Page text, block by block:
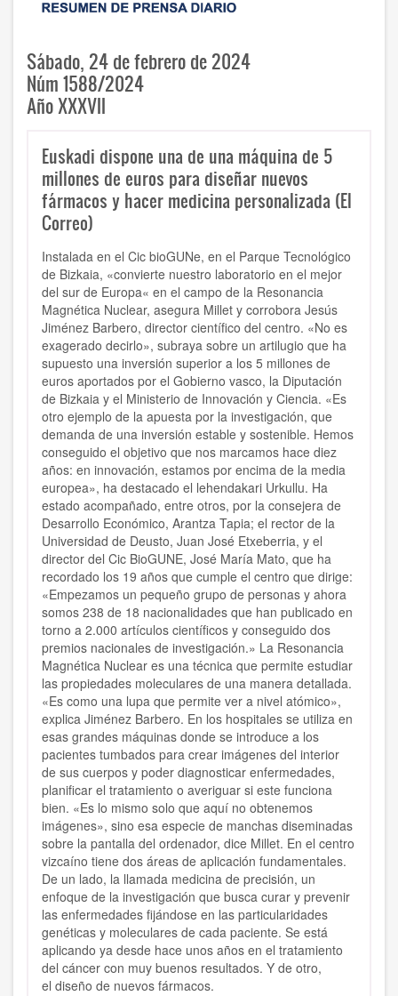
Sábado, 24 de febrero de 2024
Núm 1588/2024
Año XXXVII
Euskadi dispone una de una máquina de 5
millones de euros para diseñar nuevos
fármacos y hacer medicina personalizada (El
Correo)
Instalada en el Cic bioGUNe, en el Parque Tecnológico
de Bizkaia, «convierte nuestro laboratorio en el mejor
del sur de Europa« en el campo de la Resonancia
Magnética Nuclear, asegura Millet y corrobora Jesús
Jiménez Barbero, director científico del centro. «No es
exagerado decirlo», subraya sobre un artilugio que ha
supuesto una inversión superior a los 5 millones de
euros aportados por el Gobierno vasco, la Diputación
de Bizkaia y el Ministerio de Innovación y Ciencia. «Es
otro ejemplo de la apuesta por la investigación, que
demanda de una inversión estable y sostenible. Hemos
conseguido el objetivo que nos marcamos hace diez
años: en innovación, estamos por encima de la media
europea», ha destacado el lehendakari Urkullu. Ha
estado acompañado, entre otros, por la consejera de
Desarrollo Económico, Arantza Tapia; el rector de la
Universidad de Deusto, Juan José Etxeberria, y el
director del Cic BioGUNE, José María Mato, que ha
recordado los 19 años que cumple el centro que dirige:
«Empezamos un pequeño grupo de personas y ahora
somos 238 de 18 nacionalidades que han publicado en
torno a 2.000 artículos científicos y conseguido dos
premios nacionales de investigación.» La Resonancia
Magnética Nuclear es una técnica que permite estudiar
las propiedades moleculares de una manera detallada.
«Es como una lupa que permite ver a nivel atómico»,
explica Jiménez Barbero. En los hospitales se utiliza en
esas grandes máquinas donde se introduce a los
pacientes tumbados para crear imágenes del interior
de sus cuerpos y poder diagnosticar enfermedades,
planificar el tratamiento o averiguar si este funciona
bien. «Es lo mismo solo que aquí no obtenemos
imágenes», sino esa especie de manchas diseminadas
sobre la pantalla del ordenador, dice Millet. En el centro
vizcaíno tiene dos áreas de aplicación fundamentales.
De un lado, la llamada medicina de precisión, un
enfoque de la investigación que busca curar y prevenir
las enfermedades fijándose en las particularidades
genéticas y moleculares de cada paciente. Se está
aplicando ya desde hace unos años en el tratamiento
del cáncer con muy buenos resultados. Y de otro,
el diseño de nuevos fármacos.